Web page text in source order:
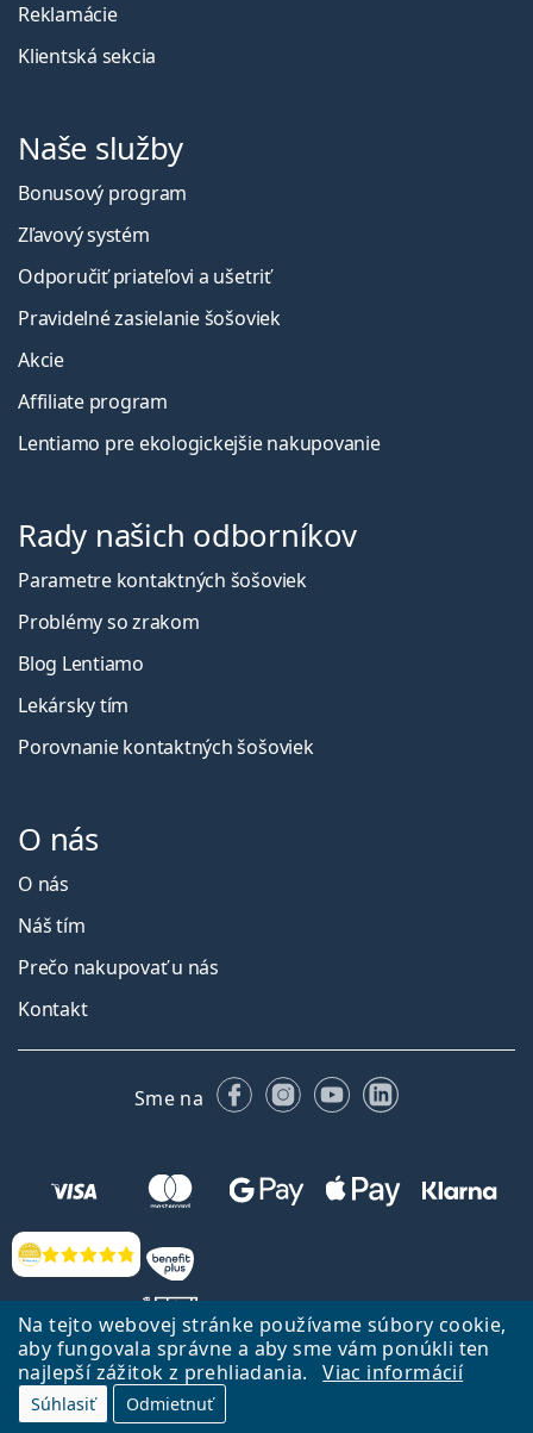
Na tejto webovej stránke používame súbory cookie,
aby fungovala správne a aby sme vám ponúkli ten
najlepší zážitok z prehliadania.
Viac informácií
Súhlasiť Odmietnuť
Hodnotenia
Reklamácie
Klientská sekcia
Naše služby
Bonusový program
Zľavový systém
Odporučiť priateľovi a ušetriť
Pravidelné zasielanie šošoviek
Akcie
Affiliate program
Lentiamo pre ekologickejšie nakupovanie
Rady našich odborníkov
Parametre kontaktných šošoviek
Problémy so zrakom
Blog Lentiamo
Lekársky tím
Porovnanie kontaktných šošoviek
O nás
O nás
Náš tím
Prečo nakupovať u nás
Kontakt
Sme na FacebookuInstagrame
YouTubeLinkedIn
Späť na Úvodnu stránku